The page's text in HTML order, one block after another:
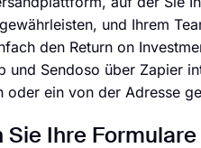
und Ihrem
den Return on
und Sendoso über Zapier
oder ein von der Adresse
Sie Ihre